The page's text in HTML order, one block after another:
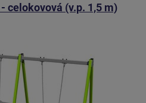
celokovová (v.p. 1,5 m)